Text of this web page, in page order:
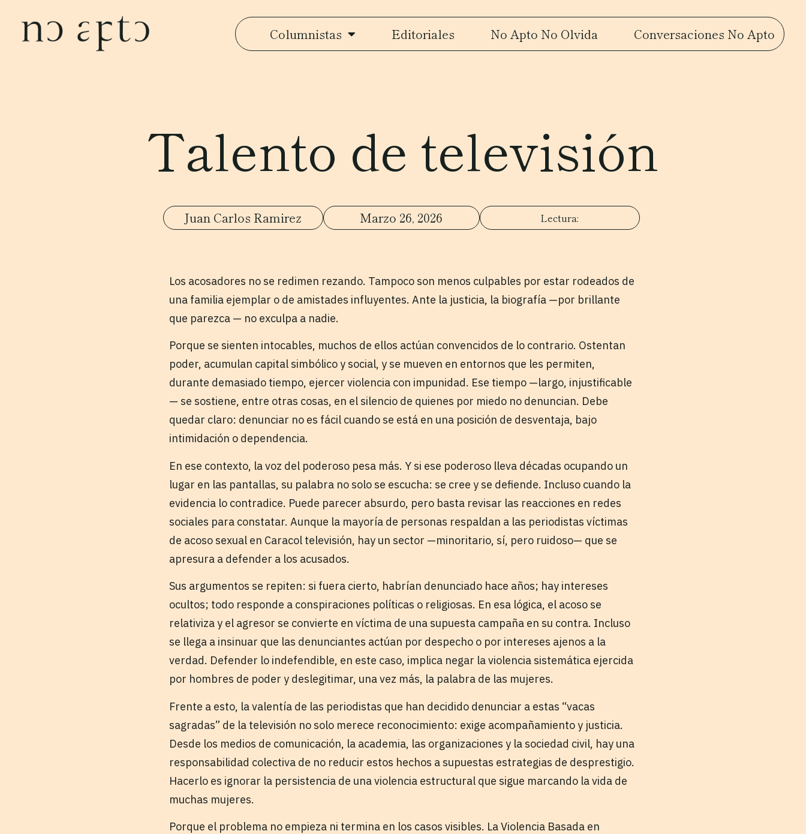
Columnistas Editoriales No Apto No Olvida Conversaciones No Apto
Talento de televisión
Juan Carlos Ramirez Marzo 26, 2026
Los acosadores no se redimen rezando. Tampoco son menos culpables por estar rodeados de
una familia ejemplar o de amistades influyentes. Ante la justicia, la biografía —por brillante
que parezca — no exculpa a nadie.
Porque se sienten intocables, muchos de ellos actúan convencidos de lo contrario. Ostentan
poder, acumulan capital simbólico y social, y se mueven en entornos que les permiten,
durante demasiado tiempo, ejercer violencia con impunidad. Ese tiempo —largo, injustificable
— se sostiene, entre otras cosas, en el silencio de quienes por miedo no denuncian. Debe
quedar claro: denunciar no es fácil cuando se está en una posición de desventaja, bajo
intimidación o dependencia.
En ese contexto, la voz del poderoso pesa más. Y si ese poderoso lleva décadas ocupando un
lugar en las pantallas, su palabra no solo se escucha: se cree y se defiende. Incluso cuando la
evidencia lo contradice. Puede parecer absurdo, pero basta revisar las reacciones en redes
sociales para constatar. Aunque la mayoría de personas respaldan a las periodistas víctimas
de acoso sexual en Caracol televisión, hay un sector —minoritario, sí, pero ruidoso— que se
apresura a defender a los acusados.
Sus argumentos se repiten: si fuera cierto, habrían denunciado hace años; hay intereses
ocultos; todo responde a conspiraciones políticas o religiosas. En esa lógica, el acoso se
relativiza y el agresor se convierte en víctima de una supuesta campaña en su contra. Incluso
se llega a insinuar que las denunciantes actúan por despecho o por intereses ajenos a la
verdad. Defender lo indefendible, en este caso, implica negar la violencia sistemática ejercida
por hombres de poder y deslegitimar, una vez más, la palabra de las mujeres.
Frente a esto, la valentía de las periodistas que han decidido denunciar a estas “vacas
sagradas” de la televisión no solo merece reconocimiento: exige acompañamiento y justicia.
Desde los medios de comunicación, la academia, las organizaciones y la sociedad civil, hay una
responsabilidad colectiva de no reducir estos hechos a supuestas estrategias de desprestigio.
Hacerlo es ignorar la persistencia de una violencia estructural que sigue marcando la vida de
muchas mujeres.
Porque el problema no empieza ni termina en los casos visibles. La Violencia Basada en